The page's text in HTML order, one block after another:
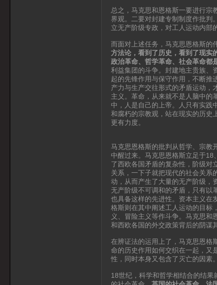
总之，马克思和恩格斯一要进行宗
界观。二要对封建专制制度作批判
立无产阶级专政，对工人运动内部
而面对上述任务，马克思恩格斯的
方法论，看到了历史，看到了现实
政治革命、哲学革命、社会革命都
利益集团的斗争。封建地主贵族、
起的先锋作用与保守作用，不断推
产力与生产交往形式的矛盾运动，
主义。革命，从来就不是人脑中的
中，人是自己的上帝。人只有实践
和腐朽的宗教观，站在现实的历史
更有力度。
马克思恩格斯的批判从哲学、宗教
中醒过来。马克思恩格斯立足于
了西欧各国矛盾的复杂性，阶级对
关系，一下子就把现代的社会关系
动，从而产生了大量的无产阶级，
无产阶级不可调和的矛盾，只有以
也具备这样的先进性。资本主义在
格斯则在其中阐述工人运动的目标
义、冒险主义等作斗争。马克思
和西欧各国的外交政策背后的阴谋
在辨证法的运用上了，马克思恩格
命的历史作用如何交织在一起，又
性，同时本身又包含了灭亡的因素
18世纪，科学和哲学相结合的结